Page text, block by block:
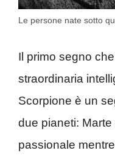
Le persone nate sotto
Il primo segno
straordinaria
Scorpione è un
due pianeti:
passionale